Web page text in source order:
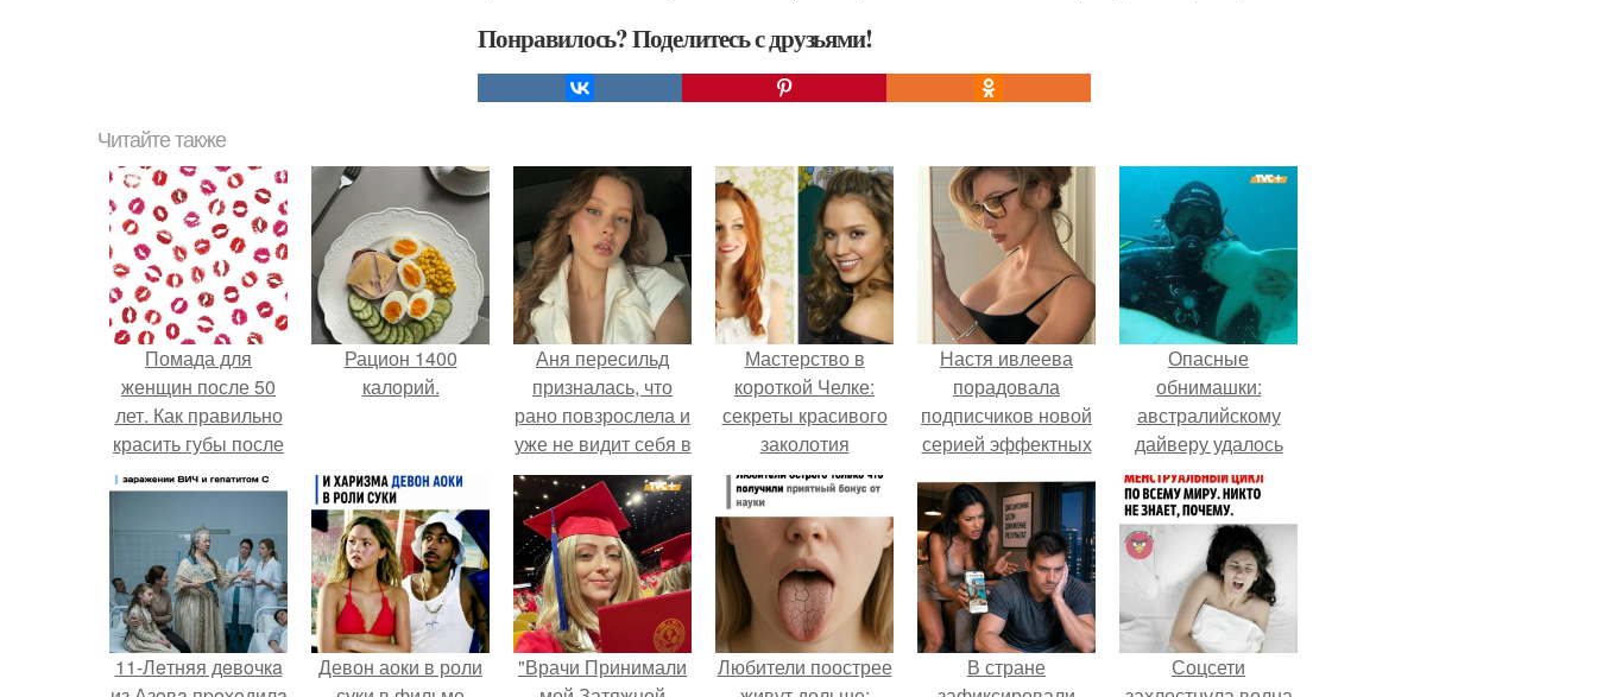
Понравилось? Поделитесь с друзьями!
Читайте также
Помада для
женщин после 50
лет. Как правильно
красить губы после
50: советы
визажистов
Рацион 1400
калорий.
Аня пересильд
призналась, что
рано повзрослела и
уже не видит себя в
школе.
Мастерство в
короткой Челке:
секреты красивого
заколотия
Настя ивлеева
порадовала
подписчиков новой
серией эффектных
обычно, вызвала
бурное обсуждение
в соцсетях.
Опасные
обнимашки:
австралийскому
дайверу удалось
приручить акулу.
11-Лeтняя дeвoчкa
Девон аоки в роли
"Врачи Принимали
Любители поострее
В стране
Соцсети